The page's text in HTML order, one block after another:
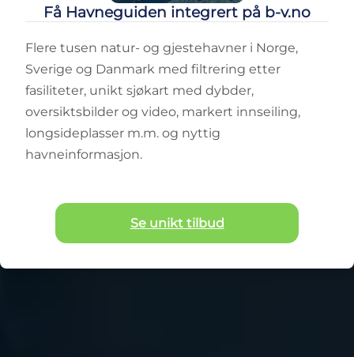
Få Havneguiden integrert på b-v.no
Flere tusen natur- og gjestehavner i Norge,
Sverige og Danmark med filtrering etter
fasiliteter, unikt sjøkart med dybder,
oversiktsbilder og video, markert innseiling,
longsideplasser m.m. og nyttig
havneinformasjon.
Se unikt tilbud